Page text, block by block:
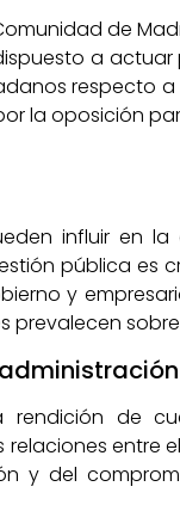
de
a
respecto a
la oposición
influir en
pública es
y
prevalecen
de
entre
y del